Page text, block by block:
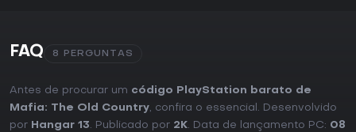
FAQ 8 PERGUNTAS
Antes de procurar um código PlayStation barato de
Mafia: The Old Country, confira o essencial. Desenvolvido
por Hangar 13. Publicado por 2K. Data de lançamento PC: 08